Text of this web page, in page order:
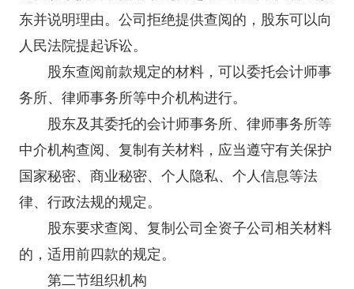
东并说明理由。公司拒绝提供查阅的，股东可以向
人民法院提起诉讼。
股东查阅前款规定的材料，可以委托会计师事
务所、律师事务所等中介机构进行。
股东及其委托的会计师事务所、律师事务所等
中介机构查阅、复制有关材料，应当遵守有关保护
国家秘密、商业秘密、个人隐私、个人信息等法
律、行政法规的规定。
股东要求查阅、复制公司全资子公司相关材料
的，适用前四款的规定。
第二节组织机构